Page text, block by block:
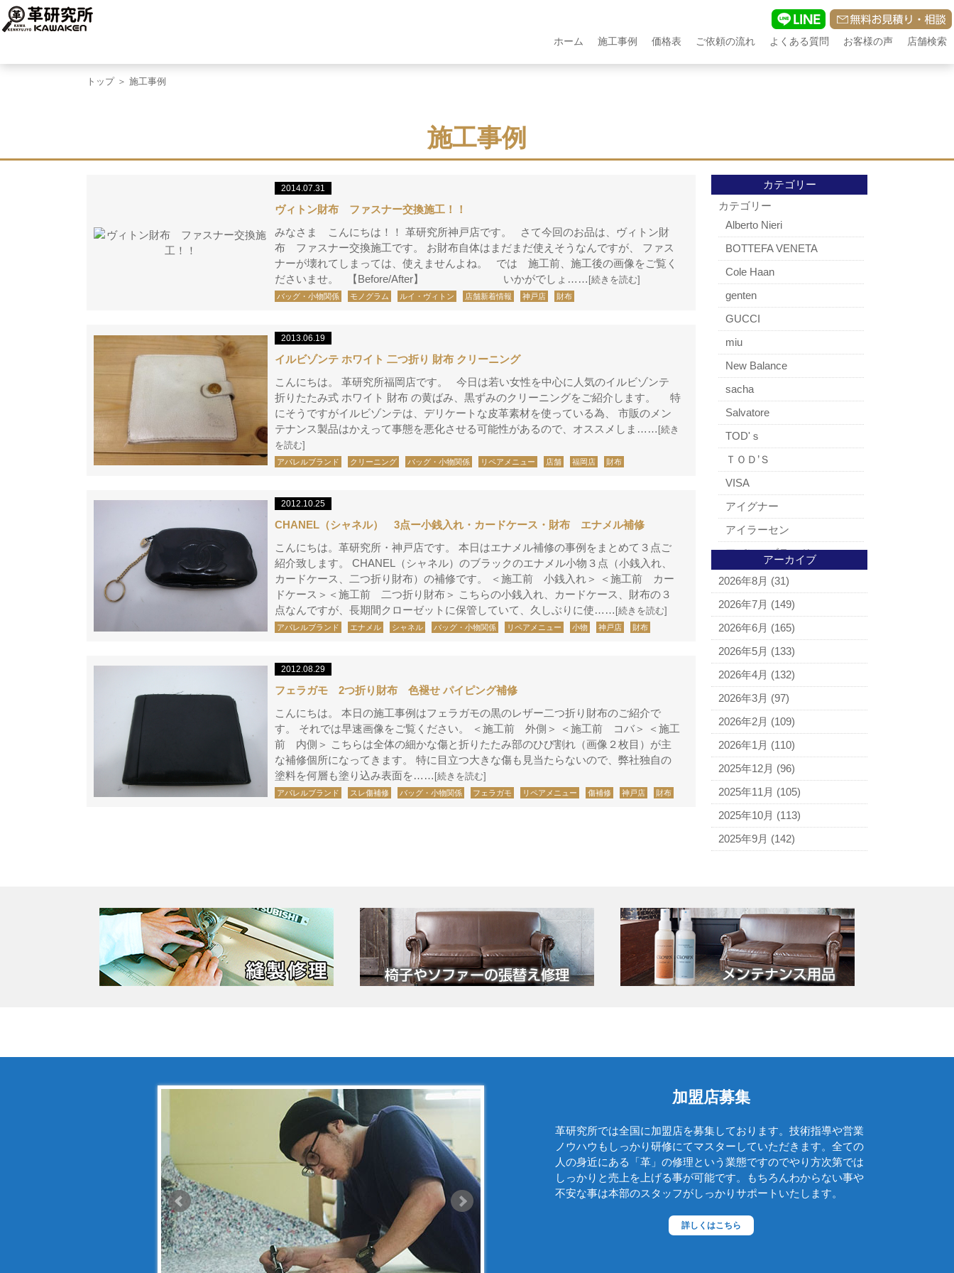
ホーム 施工事例 価格表 ご依頼の流れ よくある質問 お客様の声 店舗検索
トップ＞ 施工事例
施工事例
2014.07.31
ヴィトン財布 ファスナー交換施工！！
みなさま こんにちは！！ 革研究所神戸店です。 さて今回のお品は、ヴィトン財
布 ファスナー交換施工です。 お財布自体はまだまだ使えそうなんですが、 ファス
ナーが壊れてしまっては、使えませんよね。 では 施工前、施工後の画像をご覧く
ださいませ。 【Before/After】 いかがでしょ…… [続きを読む]
バッグ・小物関係 モノグラム ルイ・ヴィトン 店舗新着情報 神戸店 財布
2013.06.19
イルビゾンテ ホワイト 二つ折り 財布 クリーニング
こんにちは。 革研究所福岡店です。 今日は若い女性を中心に人気のイルビゾンテ
折りたたみ式 ホワイト 財布 の黄ばみ、黒ずみのクリーニングをご紹介します。 特
にそうですがイルビゾンテは、デリケートな皮革素材を使っている為、 市販のメン
テナンス製品はかえって事態を悪化させる可能性があるので、オススメしま…… [続き
を読む]
アパレルブランド クリーニング バッグ・小物関係 リペアメニュー 店舗 福岡店 財布
2012.10.25
CHANEL（シャネル） 3点ー小銭入れ・カードケース・財布 エナメル補修
こんにちは。革研究所・神戸店です。 本日はエナメル補修の事例をまとめて３点ご
紹介致します。 CHANEL（シャネル）のブラックのエナメル小物３点（小銭入れ、
カードケース、二つ折り財布）の補修です。 ＜施工前 小銭入れ＞ ＜施工前 カー
ドケース＞＜施工前 二つ折り財布＞ こちらの小銭入れ、カードケース、財布の３
点なんですが、長期間クローゼットに保管していて、久しぶりに使…… [続きを読む]
アパレルブランド エナメル シャネル バッグ・小物関係 リペアメニュー 小物 神戸店 財布
2012.08.29
フェラガモ 2つ折り財布 色褪せ パイピング補修
こんにちは。 本日の施工事例はフェラガモの黒のレザー二つ折り財布のご紹介で
す。 それでは早速画像をご覧ください。 ＜施工前 外側＞ ＜施工前 コバ＞ ＜施工
前 内側＞ こちらは全体の細かな傷と折りたたみ部のひび割れ（画像２枚目）が主
な補修個所になってきます。 特に目立つ大きな傷も見当たらないので、弊社独自の
塗料を何層も塗り込み表面を…… [続きを読む]
アパレルブランド スレ傷補修 バッグ・小物関係 フェラガモ リペアメニュー 傷補修 神戸店 財布
カテゴリー
カテゴリー
Alberto Nieri
BOTTEFA VENETA
Cole Haan
genten
GUCCI
miu
New Balance
sacha
Salvatore
TOD'ｓ
ＴＯＤ’Ｓ
VISA
アイグナー
アイラーセン
アパレルブランド
BALLY
ＵＧＧ
アナスイ
アニエスベー
アルマーニ
アレン・エドモンズ
アンナ モリナーリ
イブ・サンローラン
ヴェロ・キーオ
ウンガロ
エヴー
エミリオ・プッチ
エルメス
カンペール
ギ・ラロッシュ
グッチ
コールハーン
コモドール
ゴヤール
サザビー
ジミーチュウ
アーカイブ
2026年8月 (31)
2026年7月 (149)
2026年6月 (165)
2026年5月 (133)
2026年4月 (132)
2026年3月 (97)
2026年2月 (109)
2026年1月 (110)
2025年12月 (96)
2025年11月 (105)
2025年10月 (113)
2025年9月 (142)
加盟店募集
革研究所では全国に加盟店を募集しております。技術指導や営業
ノウハウもしっかり研修にてマスターしていただきます。全ての
人の身近にある「革」の修理という業態ですのでやり方次第では
しっかりと売上を上げる事が可能です。もちろんわからない事や
不安な事は本部のスタッフがしっかりサポートいたします。
詳しくはこちら